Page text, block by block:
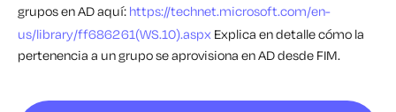
grupos en AD aquí: https://technet.microsoft.com/en-
us/library/ff686261(WS.10).aspx Explica en detalle cómo la
pertenencia a un grupo se aprovisiona en AD desde FIM.